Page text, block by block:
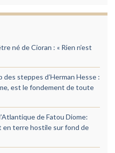
né de Cioran : « Rien n’est
des steppes d’Herman Hesse :
est le fondement de toute
de Fatou Diome:
en terre hostile sur fond de